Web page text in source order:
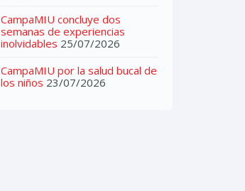
CampaMIU concluye dos
semanas de experiencias
inolvidables 25/07/2026
CampaMIU por la salud bucal de
los niños 23/07/2026